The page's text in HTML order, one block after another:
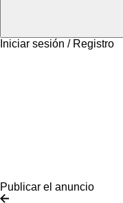
Iniciar sesión / Registro
Publicar el anuncio